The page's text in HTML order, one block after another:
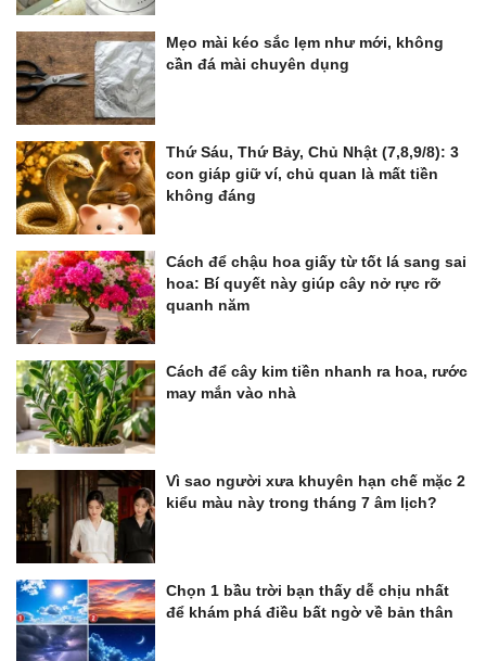
Mẹo mài kéo sắc lẹm như mới, không
cần đá mài chuyên dụng
Thứ Sáu, Thứ Bảy, Chủ Nhật (7,8,9/8): 3
con giáp giữ ví, chủ quan là mất tiền
không đáng
Cách để chậu hoa giấy từ tốt lá sang sai
hoa: Bí quyết này giúp cây nở rực rỡ
quanh năm
Cách để cây kim tiền nhanh ra hoa, rước
may mắn vào nhà
Vì sao người xưa khuyên hạn chế mặc 2
kiểu màu này trong tháng 7 âm lịch?
Chọn 1 bầu trời bạn thấy dễ chịu nhất
để khám phá điều bất ngờ về bản thân